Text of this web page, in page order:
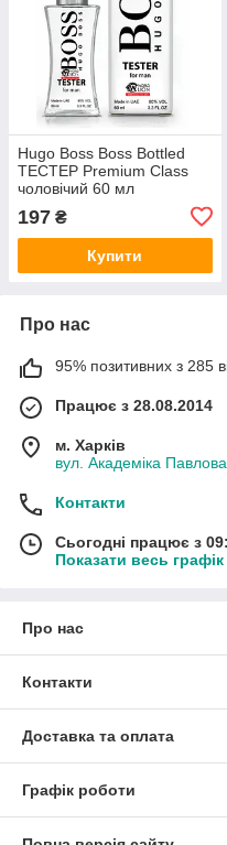
Hugo Boss Boss Bottled
ТЕСТЕР Premium Class
чоловічий 60 мл
197 ₴
Купити
Про нас
95% позитивних з 285
Працює з 28.08.2014
м. Харків
вул. Академіка
Контакти
Сьогодні працює з
Показати весь
Про нас
Контакти
Доставка та оплата
Графік роботи